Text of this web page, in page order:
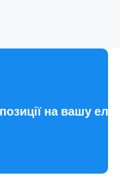
на вашу